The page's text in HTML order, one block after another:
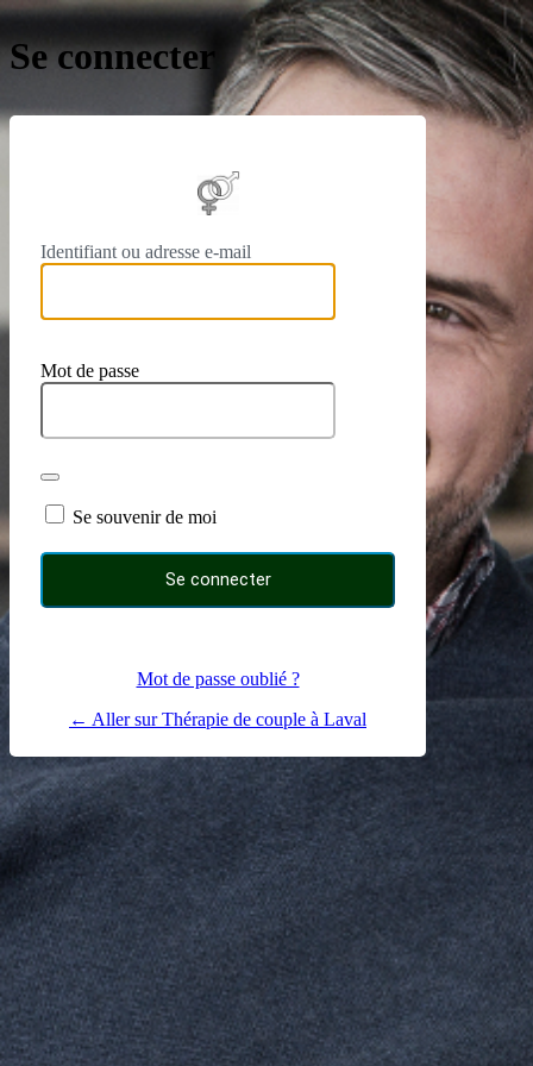
Se connecter
Identifiant ou adresse e-mail
Mot de passe
Se souvenir de moi
Mot de passe oublié ?
← Aller sur Thérapie de couple à Laval